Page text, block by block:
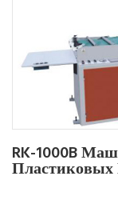
RK-1000B
Пластиковых